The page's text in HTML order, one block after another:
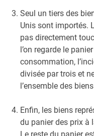
Seul un tiers des
Unis sont importés.
pas directement
l’on regarde le
consommation,
divisée par trois et
l’ensemble des
Enfin, les biens
du panier des prix à